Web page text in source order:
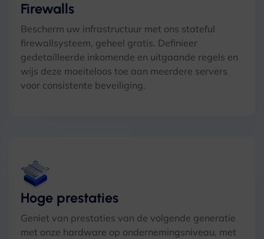
Firewalls
Bescherm uw infrastructuur met ons stateful
firewallsysteem, geheel gratis. Definieer
gedetailleerde inkomende en uitgaande regels en
wijs deze moeiteloos toe aan meerdere servers
voor consistente beveiliging.
Hoge prestaties
Geniet van prestaties van de volgende generatie
met onze hardware op ondernemingsniveau, met